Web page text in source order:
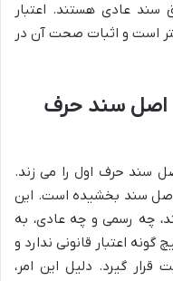
سند عادی هستند. اعتبار
است و اثبات صحت آن در
اصل سند حرف
سند حرف اول را می زند.
اصل سند بخشیده است. این
چه رسمی و چه عادی، به
اعتبار قانونی ندارد و
قرار گیرد. دلیل این امر،